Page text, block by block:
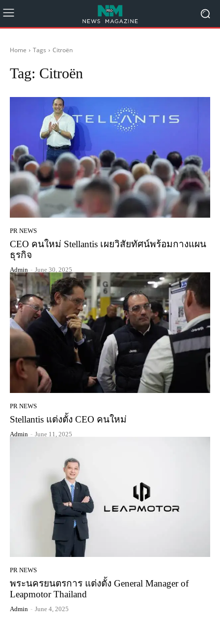
Home Tags Citroën
Tag: Citroën
PR NEWS
CEO คนใหม่ Stellantis เผยวิสัยทัศน์พร้อมกางแผน
ธุรกิจ
Admin - June 30, 2025
PR NEWS
Stellantis แต่งตั้ง CEO คนใหม่
Admin - June 11, 2025
PR NEWS
พระนครยนตรการ แต่งตั้ง General Manager of
Leapmotor Thailand
Admin - June 4, 2025